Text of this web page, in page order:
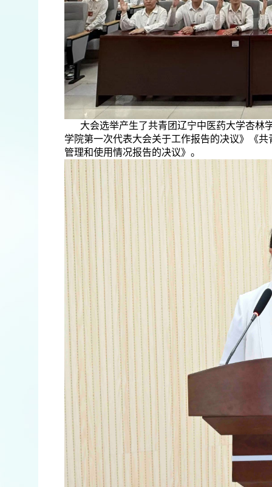
大会选举产生了共青团辽宁中医药大学杏林
学院第一次代表大会关于工作报告的决议》《
管理和使用情况报告的决议》。